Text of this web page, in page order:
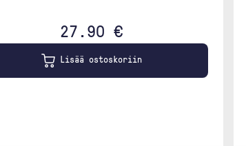
27.90 €
Lisää ostoskoriin